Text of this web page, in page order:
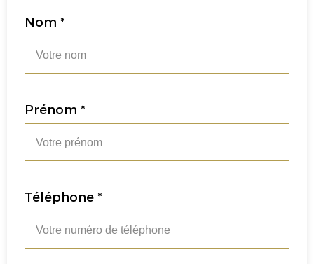
Nom *
Prénom *
Téléphone *